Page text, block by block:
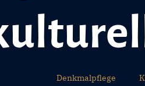
Denkmalpflege